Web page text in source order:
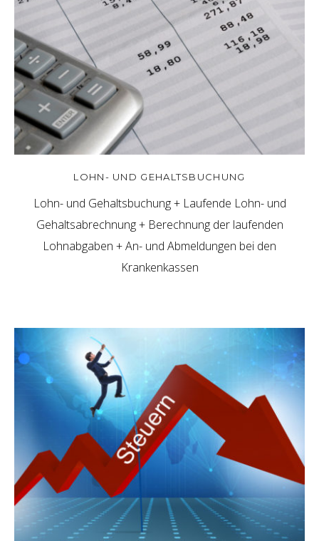
LOHN- UND GEHALTSBUCHUNG
Lohn- und Gehaltsbuchung + Laufende Lohn- und
Gehaltsabrechnung + Berechnung der laufenden
Lohnabgaben + An- und Abmeldungen bei den
Krankenkassen